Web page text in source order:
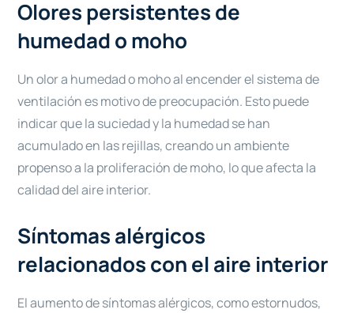
Olores persistentes de
humedad o moho
Un olor a humedad o moho al encender el sistema de
ventilación es motivo de preocupación. Esto puede
indicar que la suciedad y la humedad se han
acumulado en las rejillas, creando un ambiente
propenso a la proliferación de moho, lo que afecta la
calidad del aire interior.
Síntomas alérgicos
relacionados con el aire interior
El aumento de síntomas alérgicos, como estornudos,